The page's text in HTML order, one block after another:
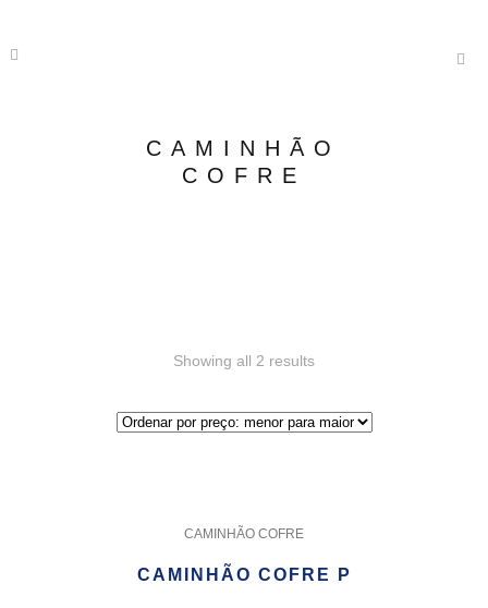
CAMINHÃO
COFRE
Showing all 2 results
CAMINHÃO COFRE
CAMINHÃO COFRE P